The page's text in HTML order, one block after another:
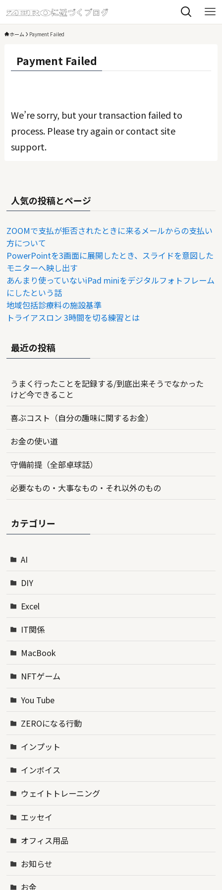
ホーム Payment Failed
Payment Failed
We’re sorry, but your transaction failed to
process. Please try again or contact site
support.
人気の投稿とページ
ZOOMで支払が拒否されたときに来るメールからの支払い
方について
PowerPointを3画面に展開したとき、スライドを意図した
モニターへ映し出す
あんまり使っていないiPad miniをデジタルフォトフレーム
にしたという話
地域包括診療料の施設基準
トライアスロン 3時間を切る練習とは
最近の投稿
うまく行ったことを記録する/到底出来そうでなかった
けど今できること
喜ぶコスト（自分の趣味に関するお金）
お金の使い道
守備前提（全部卓球話）
必要なもの・大事なもの・それ以外のもの
カテゴリー
AI
DIY
Excel
IT関係
MacBook
NFTゲーム
You Tube
ZEROになる行動
インプット
インボイス
ウェイトトレーニング
エッセイ
オフィス用品
お知らせ
お金